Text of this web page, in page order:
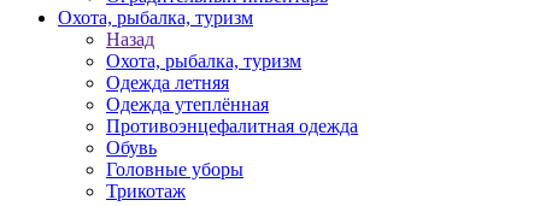
Охота, рыбалка, туризм
Назад
Охота, рыбалка, туризм
Одежда летняя
Одежда утеплённая
Противоэнцефалитная одежда
Обувь
Головные уборы
Трикотаж